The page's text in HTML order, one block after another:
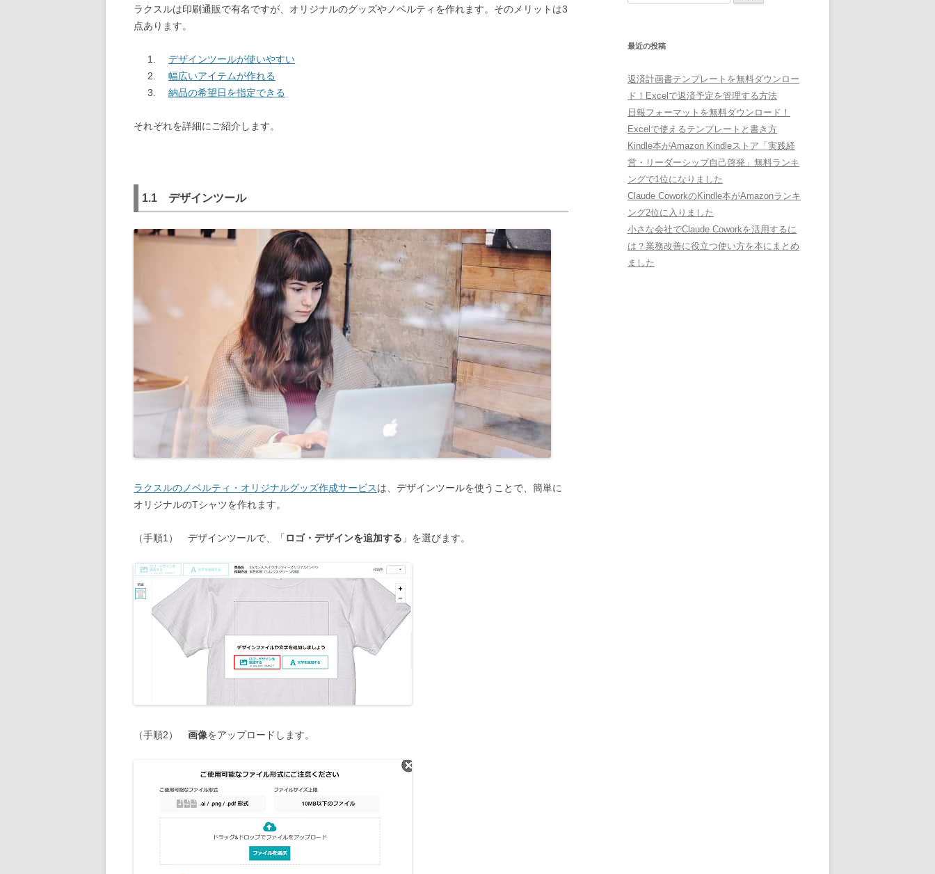
ラクスルは印刷通販で有名ですが、オリジナルのグッズやノベルティを作れます。そのメリットは3
点あります。
デザインツールが使いやすい
幅広いアイテムが作れる
納品の希望日を指定できる
それぞれを詳細にご紹介します。
1.1 デザインツール
ラクスルのノベルティ・オリジナルグッズ作成サービスは、デザインツールを使うことで、簡単に
オリジナルのTシャツを作れます。
（手順1） デザインツールで、「 ロゴ・デザインを追加する 」を選びます。
（手順2） 画像をアップロードします。
最近の投稿
返済計画書テンプレートを無料ダウンロー
ド！Excelで返済予定を管理する方法
日報フォーマットを無料ダウンロード！
Excelで使えるテンプレートと書き方
Kindle本がAmazon Kindleストア「実践経
営・リーダーシップ自己啓発」無料ランキ
ングで1位になりました
Claude CoworkのKindle本がAmazonランキ
ング2位に入りました
小さな会社でClaude Coworkを活用するに
は？業務改善に役立つ使い方を本にまとめ
ました